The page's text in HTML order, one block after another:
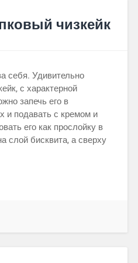
чизкейк
себя. Удивительно
с характерной
запечь его в
и подавать с кремом и
его как прослойку в
слой бисквита, а сверху